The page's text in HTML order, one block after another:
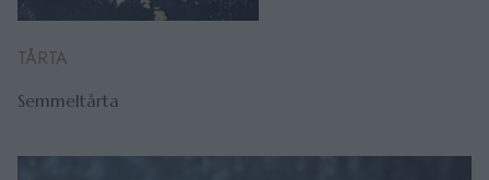
TÅRTA
Semmeltårta